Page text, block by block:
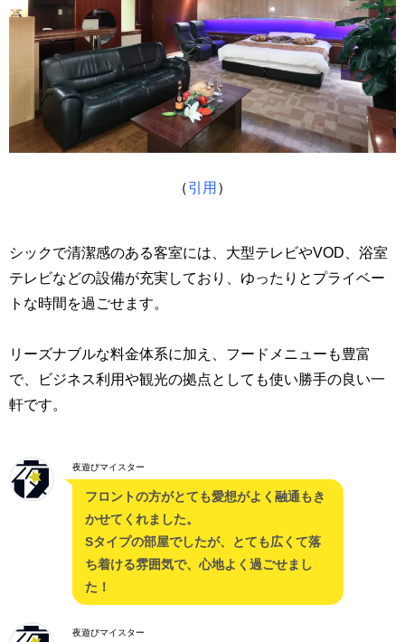
（引用 ）
シックで清潔感のある客室には、大型テレビやVOD、浴室
テレビなどの設備が充実しており、ゆったりとプライベー
トな時間を過ごせます。
リーズナブルな料金体系に加え、フードメニューも豊富
で、ビジネス利用や観光の拠点としても使い勝手の良い一
軒です。
夜遊びマイスター
フロントの方がとても愛想がよく融通もき
かせてくれました。
Sタイプの部屋でしたが、とても広くて落
ち着ける雰囲気で、心地よく過ごせまし
た！
夜遊びマイスター